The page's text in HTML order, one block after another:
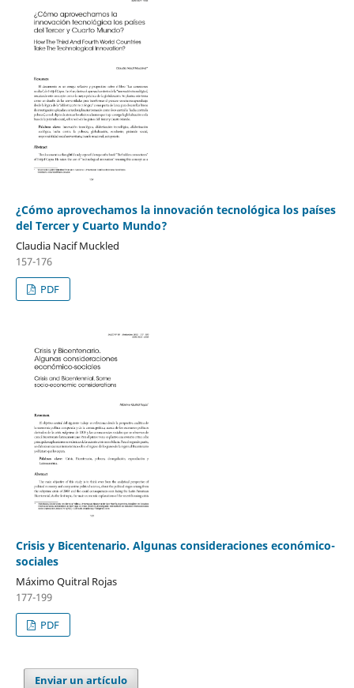
¿Cómo aprovechamos la innovación tecnológica los países
del Tercer y Cuarto Mundo?
Claudia Nacif Muckled
157-176
PDF
Crisis y Bicentenario. Algunas consideraciones económico-
sociales
Máximo Quitral Rojas
177-199
PDF
Enviar un artículo